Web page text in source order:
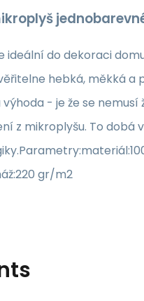
ideální do dekoraci
hebká, měkká a
- je že se
z mikroplyšu. To dobá
gr/m2